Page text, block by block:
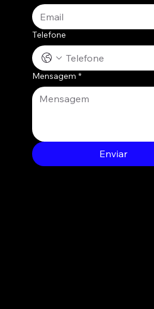
Telefone
Mensagem *
Enviar